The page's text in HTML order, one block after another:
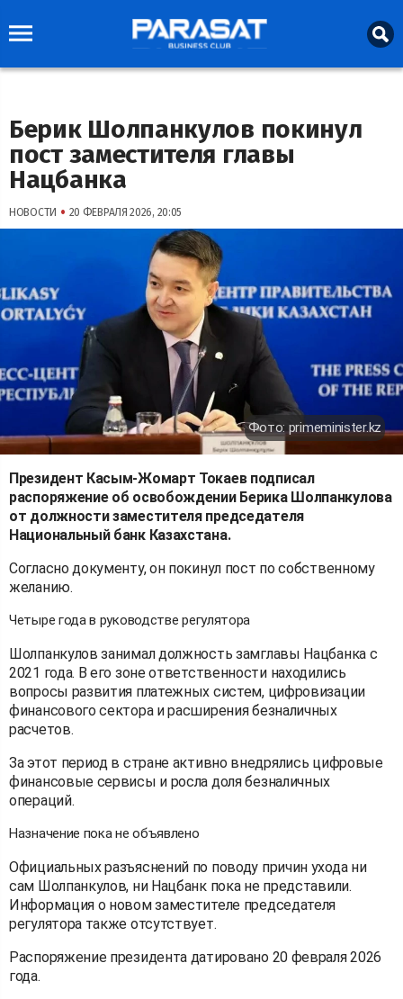
Берик Шолпанкулов покинул
пост заместителя главы
Нацбанка
НОВОСТИ • 20 ФЕВРАЛЯ 2026, 20:05
Фото: primeminister.kz
Президент Касым-Жомарт Токаев подписал
распоряжение об освобождении Берика Шолпанкулова
от должности заместителя председателя
Национальный банк Казахстана.
Согласно документу, он покинул пост по собственному
желанию.
Четыре года в руководстве регулятора
Шолпанкулов занимал должность замглавы Нацбанка с
2021 года. В его зоне ответственности находились
вопросы развития платежных систем, цифровизации
финансового сектора и расширения безналичных
расчетов.
За этот период в стране активно внедрялись цифровые
финансовые сервисы и росла доля безналичных
операций.
Назначение пока не объявлено
Официальных разъяснений по поводу причин ухода ни
сам Шолпанкулов, ни Нацбанк пока не представили.
Информация о новом заместителе председателя
регулятора также отсутствует.
Распоряжение президента датировано 20 февраля 2026
года.